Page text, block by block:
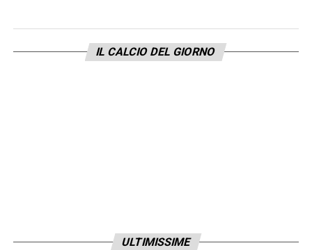
https://www.instagram.com/p/BVrlnhSAXGD/
tagged=monchi
IL CALCIO DEL GIORNO
ULTIMISSIME